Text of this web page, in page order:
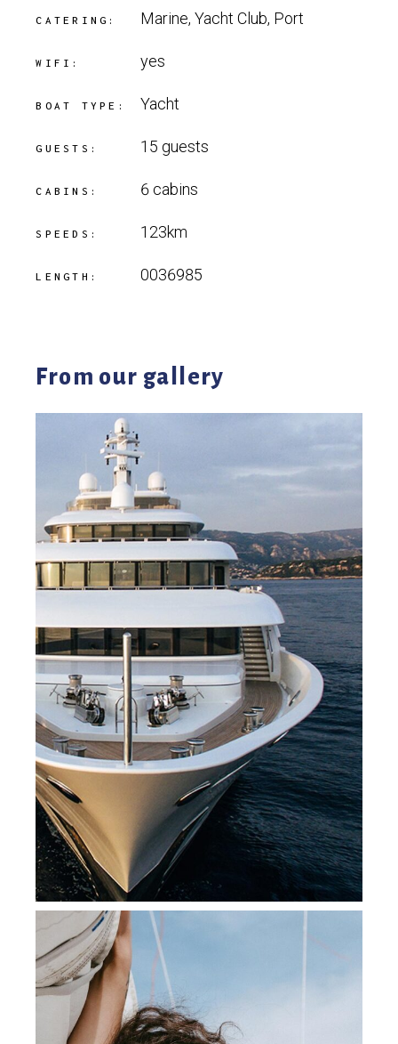
CATERING: Marine, Yacht Club, Port
WIFI: yes
BOAT TYPE: Yacht
GUESTS: 15 guests
CABINS: 6 cabins
SPEEDS: 123km
LENGTH: 0036985
From our gallery